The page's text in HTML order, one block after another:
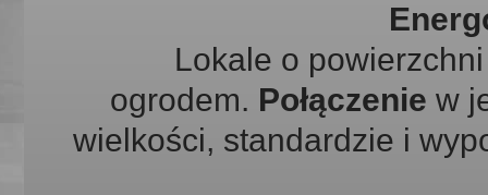
Lokale o
ogrodem. Połączenie w
wielkości, standardzie i